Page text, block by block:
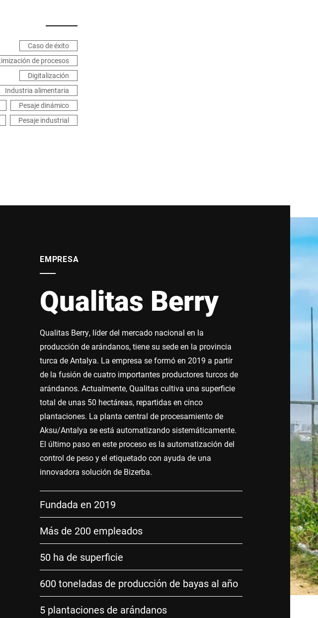
Caso de éxito
de procesos
Digitalización
Industria alimentaria
Pesaje dinámico
Pesaje industrial
EMPRESA
Qualitas Berry
Qualitas Berry, líder del mercado nacional en la
producción de arándanos, tiene su sede en la provincia
turca de Antalya. La empresa se formó en 2019 a partir
de la fusión de cuatro importantes productores turcos de
arándanos. Actualmente, Qualitas cultiva una superficie
total de unas 50 hectáreas, repartidas en cinco
plantaciones. La planta central de procesamiento de
Aksu/Antalya se está automatizando sistemáticamente.
El último paso en este proceso es la automatización del
control de peso y el etiquetado con ayuda de una
innovadora solución de Bizerba.
Fundada en 2019
Más de 200 empleados
50 ha de superficie
600 toneladas de producción de bayas al año
5 plantaciones de arándanos